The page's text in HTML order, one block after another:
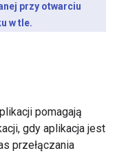
przy otwarciu
w tle.
pomagają
gdy aplikacja jest
przełączania